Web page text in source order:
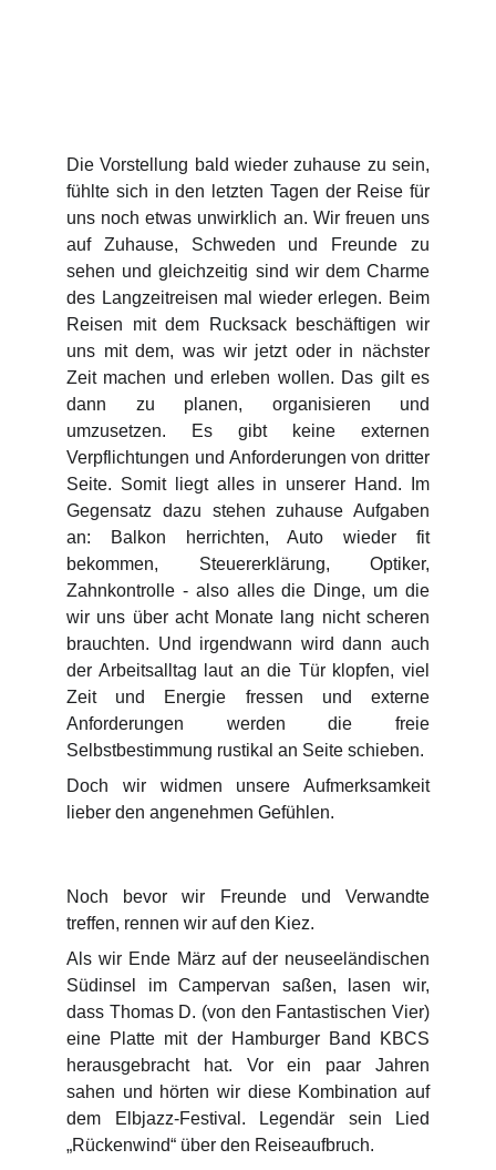
Die Vorstellung bald wieder zuhause zu sein,
fühlte sich in den letzten Tagen der Reise für
uns noch etwas unwirklich an. Wir freuen uns
auf Zuhause, Schweden und Freunde zu
sehen und gleichzeitig sind wir dem Charme
des Langzeitreisen mal wieder erlegen. Beim
Reisen mit dem Rucksack beschäftigen wir
uns mit dem, was wir jetzt oder in nächster
Zeit machen und erleben wollen. Das gilt es
dann zu planen, organisieren und
umzusetzen. Es gibt keine externen
Verpflichtungen und Anforderungen von dritter
Seite. Somit liegt alles in unserer Hand. Im
Gegensatz dazu stehen zuhause Aufgaben
an: Balkon herrichten, Auto wieder fit
bekommen, Steuererklärung, Optiker,
Zahnkontrolle - also alles die Dinge, um die
wir uns über acht Monate lang nicht scheren
brauchten. Und irgendwann wird dann auch
der Arbeitsalltag laut an die Tür klopfen, viel
Zeit und Energie fressen und externe
Anforderungen werden die freie
Selbstbestimmung rustikal an Seite schieben.
Doch wir widmen unsere Aufmerksamkeit
lieber den angenehmen Gefühlen.
Noch bevor wir Freunde und Verwandte
treffen, rennen wir auf den Kiez.
Als wir Ende März auf der neuseeländischen
Südinsel im Campervan saßen, lasen wir,
dass Thomas D. (von den Fantastischen Vier)
eine Platte mit der Hamburger Band KBCS
herausgebracht hat. Vor ein paar Jahren
sahen und hörten wir diese Kombination auf
dem Elbjazz-Festival. Legendär sein Lied
„Rückenwind“ über den Reiseaufbruch.